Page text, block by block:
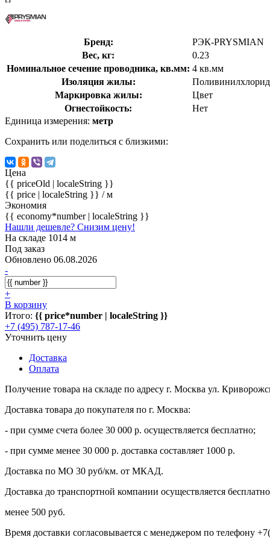
Бренд:
РЭК-PRYSMIAN
Вес, кг:
0.23
Номинальное сечение проводника, кв.мм: 4 кв.мм
Изоляция жилы:
Маркировка жилы:
Цвет
Огнестойкость:
Нет
Единица измерения: метр
Сохранить или поделиться с близкими:
Цена
{{ priceOld | localeString }}
{{ price | localeString }} / м
Экономия
{{ economy*number | localeString }}
Нашли дешевле? Снизим цену!
На складе 1014 м
Под заказ
Обновлено 06.08.2026
-
+
В корзину
Итого: {{ price*number | localeString }}
+7 (495) 787-17-46
Уточнить цену
Доставка
Оплата
Получение товара на складе по адресу г. Москва ул.
Доставка товара до покупателя по г. Москва:
- при сумме счета более 30 000 р. осуществляется бесплатно;
- при сумме менее 30 000 р. доставка составляет 1000 р.
Доставка по МО 30 руб/км. от МКАД.
Доставка до транспортной компании осуществляется
менее 500 руб.
Время доставки согласовывается с менеджером по телефону